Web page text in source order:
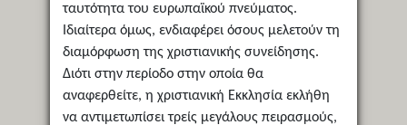
ταυτότητα του ευρωπαϊκού πνεύματος.
Ιδιαίτερα όμως, ενδιαφέρει όσους μελετούν τη
διαμόρφωση της χριστιανικής συνείδησης.
Διότι στην περίοδο στην οποία θα
αναφερθείτε, η χριστιανική Εκκλησία εκλήθη
να αντιμετωπίσει τρείς μεγάλους πειρασμούς,